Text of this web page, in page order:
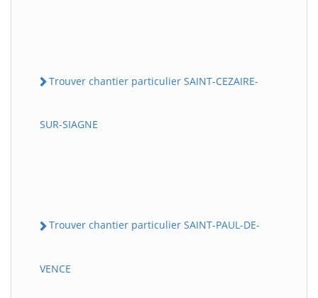
Trouver chantier particulier SAINT-CEZAIRE-
SUR-SIAGNE
Trouver chantier particulier SAINT-PAUL-DE-
VENCE